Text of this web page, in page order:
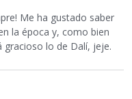
Me ha gustado saber
la época y, como bien
gracioso lo de Dalí, jeje.